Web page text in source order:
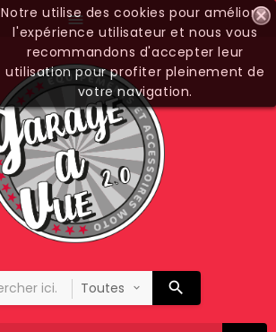

Notre utilise des cookies pour améliorer
l'expérience utilisateur et nous vous
recommandons d'accepter leur
utilisation pour profiter pleinement de
votre navigation.